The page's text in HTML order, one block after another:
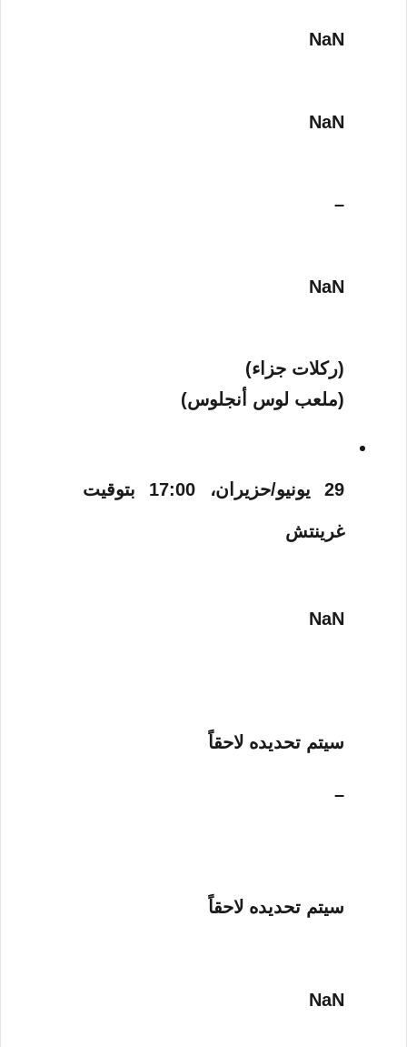
NaN
NaN
–
NaN
(ركلات جزاء)
(ملعب لوس أنجلوس)
29 يونيو/حزيران، 17:00 بتوقيت
غرينتش
NaN
سيتم تحديده لاحقاً
–
سيتم تحديده لاحقاً
NaN